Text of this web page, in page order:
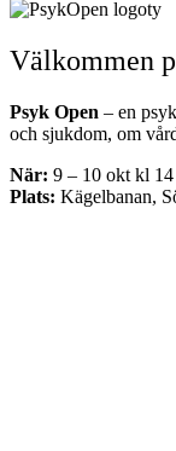
Välkommen
Psyk Open – en
och sjukdom, om
När: 9 – 10 okt kl
Plats: Kägelbanan,